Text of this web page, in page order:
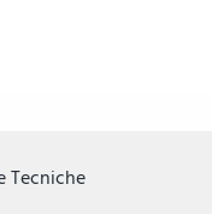
Tecniche